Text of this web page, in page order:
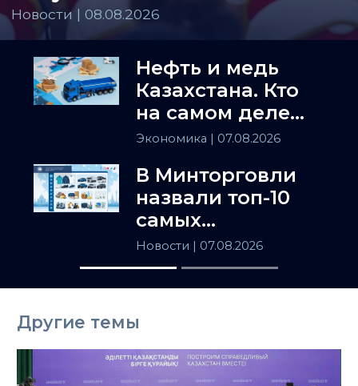
Новости | 08.08.2026
Нефть и медь
Казахстана. Кто
на самом деле
держит
Азию
Экономика | 07.08.2026
В Минторговли
назвали топ-10
самых
популярных
товаров в
Казахстане
Новости | 07.08.2026
Другие темы